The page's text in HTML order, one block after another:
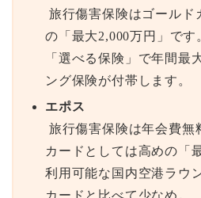
旅行傷害保険はゴールド
の「最大2,000万円」です
「選べる保険」で年間最
ング保険が付帯します。
エポス
旅行傷害保険は年会費無
カードとしては高めの「
利用可能な国内空港ラウ